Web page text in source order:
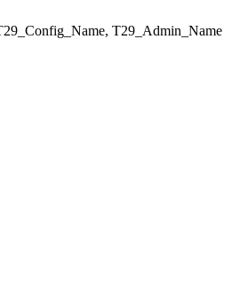
T29_Admin_Name